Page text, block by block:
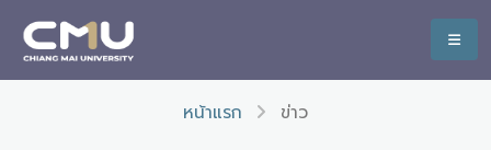
หน้าแรก ข่าว